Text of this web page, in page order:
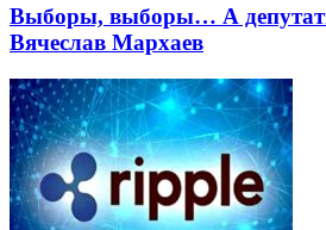
Выборы, выборы… А
Вячеслав Мархаев